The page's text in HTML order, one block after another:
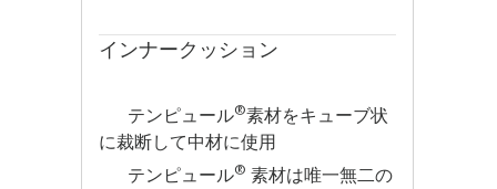
インナークッション
テンピュール®素材をキューブ状
に裁断して中材に使用
テンピュール® 素材は唯一無二の